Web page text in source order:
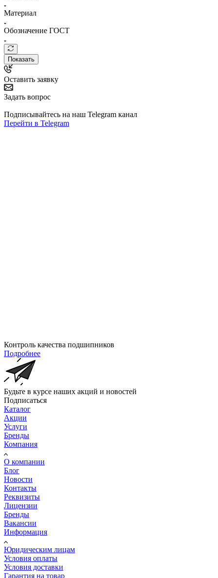
Материал
Обозначение ГОСТ
Показать
Оставить заявку
Задать вопрос
Подписывайтесь на наш Telegram канал
Перейти в Telegram
Контроль качества подшипников
Подробнее
Будьте в курсе наших акций и новостей
Подписаться
Каталог
Акции
Услуги
Бренды
Компания
О компании
Блог
Новости
Контакты
Реквизиты
Лицензии
Бренды
Вакансии
Информация
Юридическим лицам
Условия оплаты
Условия доставки
Гарантия на товар